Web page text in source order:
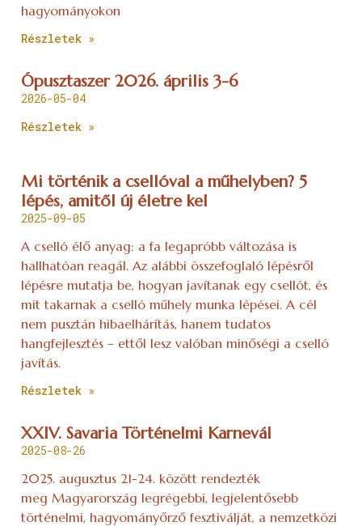
hagyományokon
Részletek »
Ópusztaszer 2026. április 3-6
2026-05-04
Részletek »
Mi történik a csellóval a műhelyben? 5
lépés, amitől új életre kel
2025-09-05
A cselló élő anyag: a fa legapróbb változása is
hallhatóan reagál. Az alábbi összefoglaló lépésről
lépésre mutatja be, hogyan javítanak egy csellót, és
mit takarnak a cselló műhely munka lépései. A cél
nem pusztán hibaelhárítás, hanem tudatos
hangfejlesztés – ettől lesz valóban minőségi a cselló
javítás.
Részletek »
XXIV. Savaria Történelmi Karnevál
2025-08-26
2025. augusztus 21-24. között rendezték
meg Magyarország legrégebbi, legjelentősebb
történelmi, hagyományőrző fesztiválját, a nemzetközi